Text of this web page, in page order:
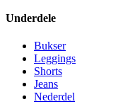
Underdele
Bukser
Leggings
Shorts
Jeans
Nederdel